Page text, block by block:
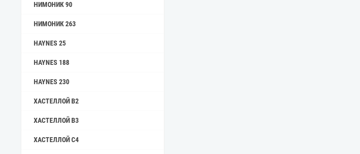
НИМОНИК 90
НИМОНИК 263
HAYNES 25
HAYNES 188
HAYNES 230
ХАСТЕЛЛОЙ B2
ХАСТЕЛЛОЙ B3
ХАСТЕЛЛОЙ C4